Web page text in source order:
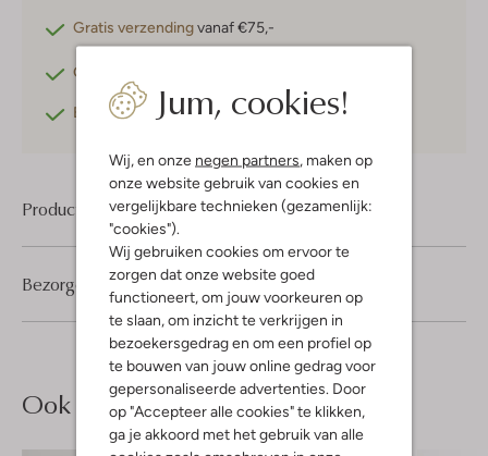
Jum, cookies!
Wij, en onze negen partners , maken op
onze website gebruik van cookies en
vergelijkbare technieken (gezamenlijk:
"cookies").
Wij gebruiken cookies om ervoor te
zorgen dat onze website goed
functioneert, om jouw voorkeuren op
te slaan, om inzicht te verkrijgen in
bezoekersgedrag en om een profiel op
te bouwen van jouw online gedrag voor
gepersonaliseerde advertenties. Door
op "Accepteer alle cookies" te klikken,
ga je akkoord met het gebruik van alle
Gratis verzendingvanaf €75,-
Gratis retourneren
Betaal achterafmet Klarna
Product informatie
Bezorgen & retourneren
Ook iets voor jou?